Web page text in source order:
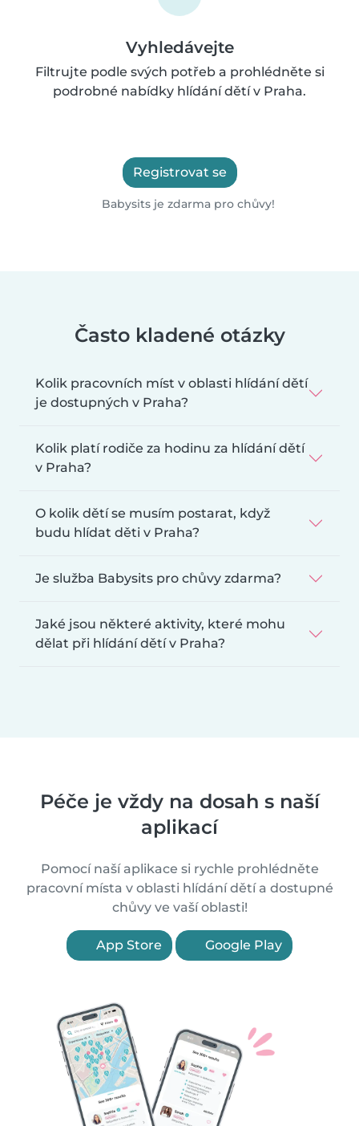
Vyhledávejte
Filtrujte podle svých potřeb a prohlédněte si
podrobné nabídky hlídání dětí v Praha.
Registrovat se
Babysits je zdarma pro chůvy!
Často kladené otázky
Kolik pracovních míst v oblasti hlídání dětí
je dostupných v Praha?
Kolik platí rodiče za hodinu za hlídání dětí
v Praha?
O kolik dětí se musím postarat, když
budu hlídat děti v Praha?
Je služba Babysits pro chůvy zdarma?
Jaké jsou některé aktivity, které mohu
dělat při hlídání dětí v Praha?
Péče je vždy na dosah s naší
aplikací
Pomocí naší aplikace si rychle prohlédněte
pracovní místa v oblasti hlídání dětí a dostupné
chůvy ve vaší oblasti!
App Store Google Play